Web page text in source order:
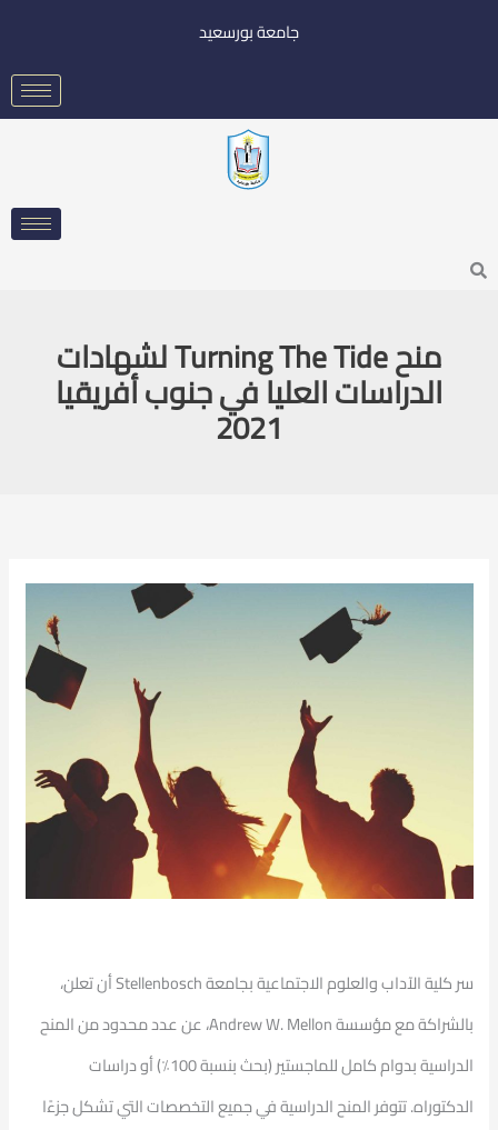
جامعة بورسعيد
Search
منح Turning The Tide لشهادات
الدراسات العليا في جنوب أفريقيا
2021
سر كلية الآداب والعلوم الاجتماعية بجامعة Stellenbosch أن تعلن،
بالشراكة مع مؤسسة Andrew W. Mellon، عن عدد محدود من المنح
الدراسية بدوام كامل للماجستير (بحث بنسبة 100٪) أو دراسات
الدكتوراه. تتوفر المنح الدراسية في جميع التخصصات التي تشكل جزءًا